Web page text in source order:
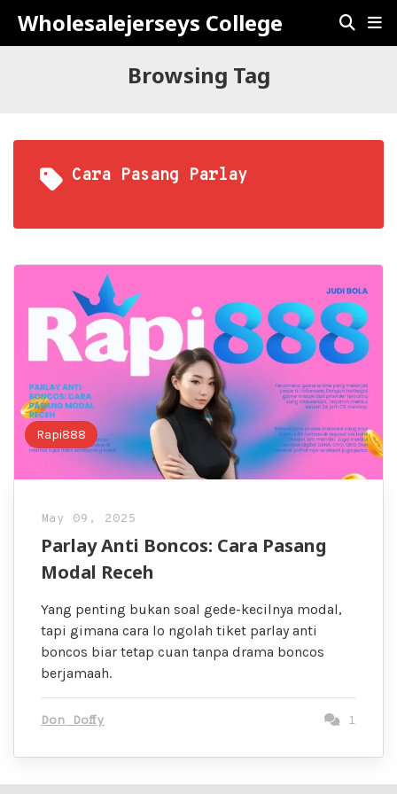
Wholesalejerseys College
Browsing Tag
Cara Pasang Parlay
Rapi888
May 09, 2025
Parlay Anti Boncos: Cara Pasang
Modal Receh
Yang penting bukan soal gede-kecilnya modal,
tapi gimana cara lo ngolah tiket parlay anti
boncos biar tetap cuan tanpa drama boncos
berjamaah.
Don Doffy 1